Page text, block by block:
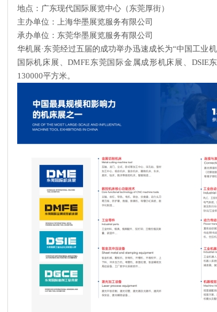
地点：广东现代国际展览中心（东莞厚街）
主办单位：上海华墨展览服务有限公司
承办单位：东莞华墨展览服务有限公司
华机展·东莞经过五届的成功举办迅速成长为“中国工业
国际机床展、DMFE东莞国际金属成形机床展、DSIE
130000平方米。